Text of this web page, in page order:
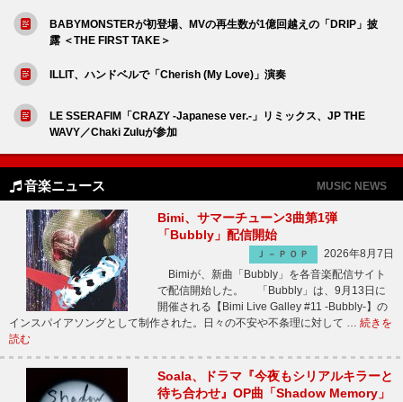
BABYMONSTERが初登場、MVの再生数が1億回越えの「DRIP」披
露 ＜THE FIRST TAKE＞
ILLIT、ハンドベルで「Cherish (My Love)」演奏
LE SSERAFIM「CRAZY -Japanese ver.-」リミックス、JP THE
WAVY／Chaki Zuluが参加
音楽ニュース MUSIC NEWS
Bimi、サマーチューン3曲第1弾
「Bubbly」配信開始
Ｊ－ＰＯＰ
2026年8月7日
Bimiが、新曲「Bubbly」を各音楽配信サイト
で配信開始した。 「Bubbly」は、9月13日に
開催される【Bimi Live Galley #11 -Bubbly-】の
インスパイアソングとして制作された。日々の不安や不条理に対して … 続きを
読む
Soala、ドラマ『今夜もシリアルキラーと
待ち合わせ』OP曲「Shadow Memory」